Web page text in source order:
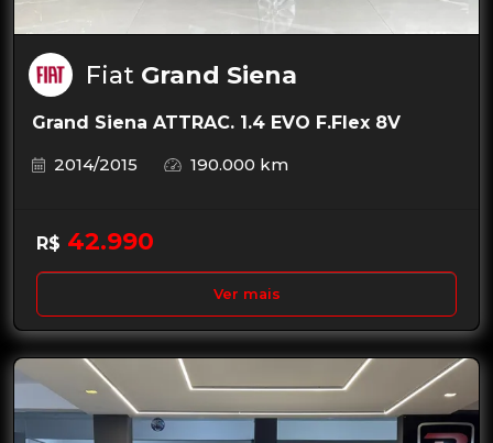
Fiat Grand Siena
Grand Siena ATTRAC. 1.4 EVO F.Flex 8V
2014/2015
190.000 km
R$ 42.990
Ver mais